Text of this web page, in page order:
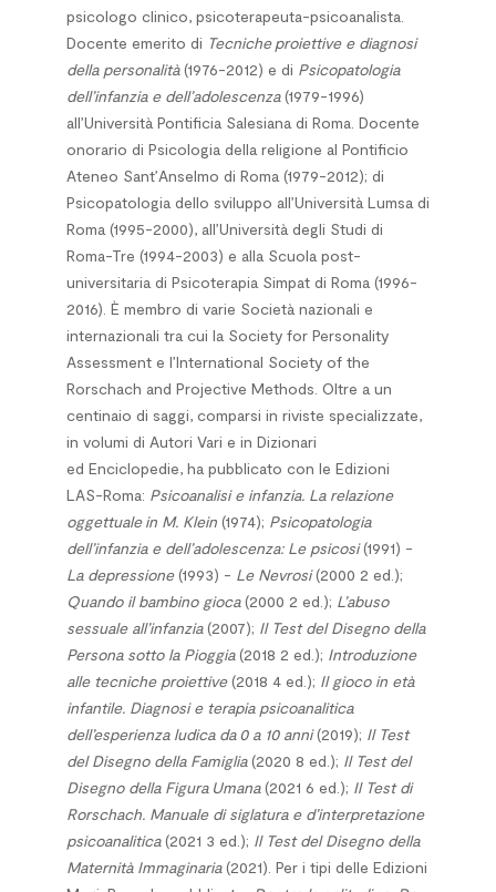
psicologo clinico, psicoterapeuta-psicoanalista.
Docente emerito di Tecniche proiettive e diagnosi
della personalità(1976-2012) e di Psicopatologia
dell’infanzia e dell’adolescenza(1979-1996)
all’Università Pontificia Salesiana di Roma. Docente
onorario di Psicologia della religione al Pontificio
Ateneo Sant’Anselmo di Roma (1979-2012); di
Psicopatologia dello sviluppo all’Università Lumsa di
Roma (1995-2000), all’Università degli Studi di
Roma-Tre (1994-2003) e alla Scuola post-
universitaria di Psicoterapia Simpat di Roma (1996-
2016). È membro di varie Società nazionali e
internazionali tra cui la Society for Personality
Assessment e l’International Society of the
Rorschach and Projective Methods. Oltre a un
centinaio di saggi, comparsi in riviste specializzate,
in volumi di Autori Vari e in Dizionari
ed Enciclopedie, ha pubblicato con le Edizioni
LAS-Roma: Psicoanalisi e infanzia. La relazione
oggettuale in M. Klein (1974); Psicopatologia
dell’infanzia e dell’adolescenza: Le psicosi(1991) -
La depressione(1993) - Le Nevrosi(2000 2 ed.);
Quando il bambino gioca(2000 2 ed.); L’abuso
sessuale all’infanzia(2007); Il Test del Disegno della
Persona sotto la Pioggia(2018 2 ed.); Introduzione
alle tecniche proiettive(2018 4 ed.); Il gioco in età
infantile. Diagnosi e terapia psicoanalitica
dell’esperienza ludica da 0 a 10 anni(2019); Il Test
del Disegno della Famiglia(2020 8 ed.); Il Test del
Disegno della Figura Umana(2021 6 ed.); Il Test di
Rorschach. Manuale di siglatura e d’interpretazione
psicoanalitica(2021 3 ed.); Il Test del Disegno della
Maternità Immaginaria(2021). Per i tipi delle Edizioni